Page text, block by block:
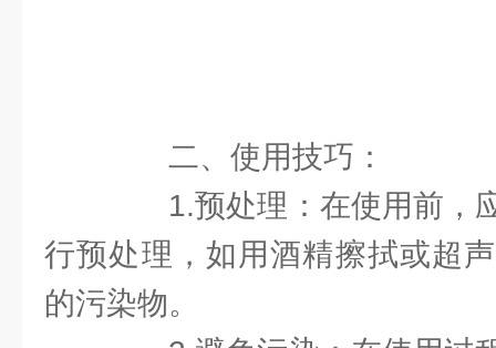
二、使用技巧：
1.预处理：在使用前，
行预处理，如用酒精擦拭或超
的污染物。